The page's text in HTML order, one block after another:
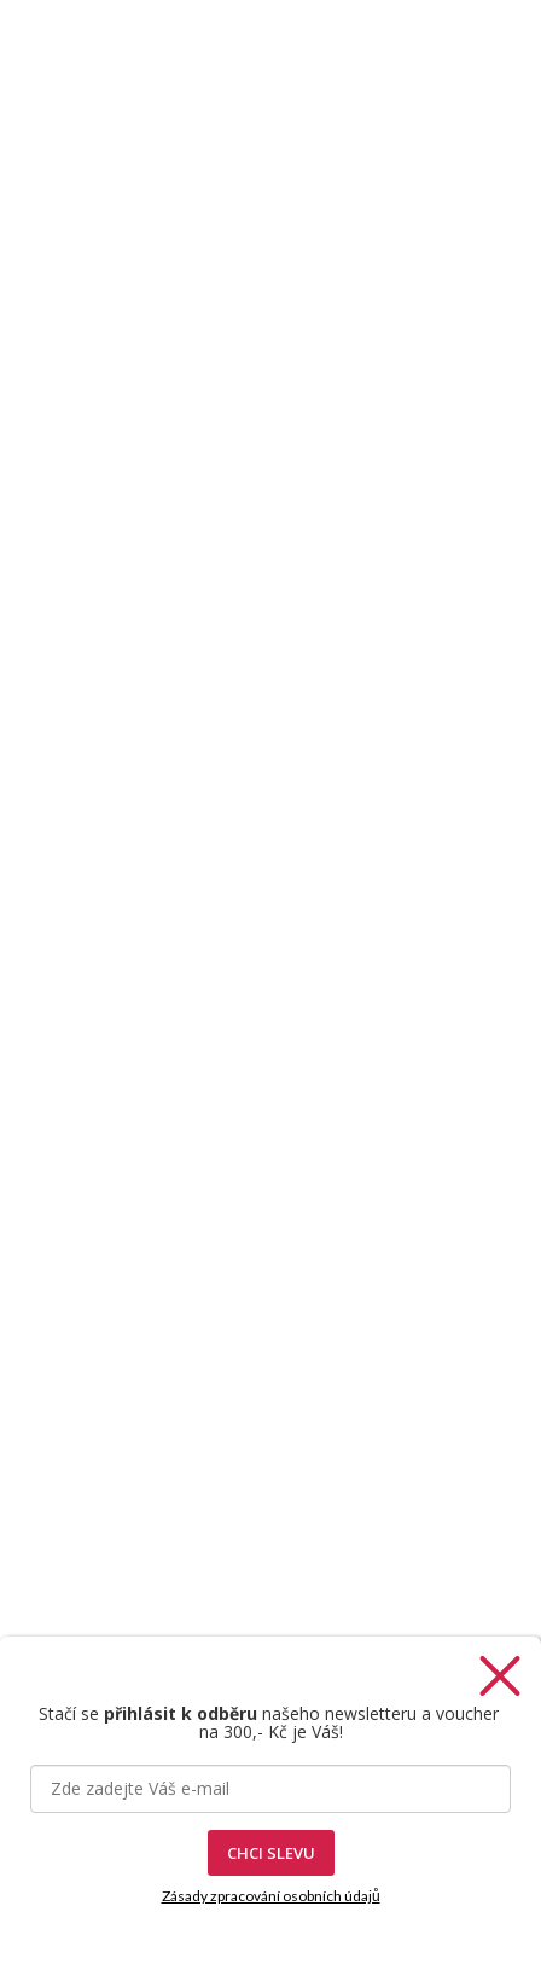
Stačí se přihlásit k odběrunašeho newsletteru a voucher
na 300,- Kč je Váš!
CHCI SLEVU
Zásady zpracování osobních údajů